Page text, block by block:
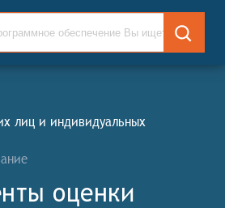
лиц и индивидуальных
оценки